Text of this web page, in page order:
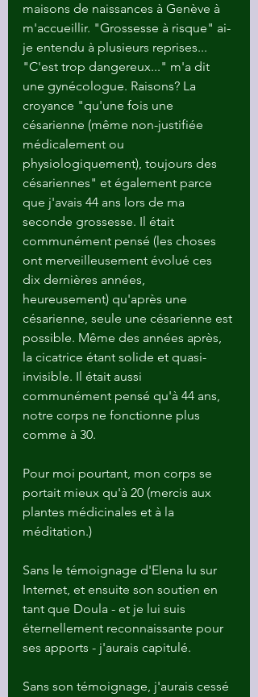
maisons de naissances à Genève à
m'accueillir. "Grossesse à risque" ai-
je entendu à plusieurs reprises...
"C'est trop dangereux..." m'a dit
une gynécologue. Raisons? La
croyance "qu'une fois une
césarienne (même non-justifiée
médicalement ou
physiologiquement), toujours des
césariennes" et également parce
que j'avais 44 ans lors de ma
seconde grossesse. Il était
communément pensé (les choses
ont merveilleusement évolué ces
dix dernières années,
heureusement) qu'après une
césarienne, seule une césarienne est
possible. Même des années après,
la cicatrice étant solide et quasi-
invisible. Il était aussi
communément pensé qu'à 44 ans,
notre corps ne fonctionne plus
comme à 30.
Pour moi pourtant, mon corps se
portait mieux qu'à 20 (mercis aux
plantes médicinales et à la
méditation.)
Sans le témoignage d'Elena lu sur
Internet, et ensuite son soutien en
tant que Doula - et je lui suis
éternellement reconnaissante pour
ses apports - j'aurais capitulé.
Sans son témoignage, j'aurais cessé